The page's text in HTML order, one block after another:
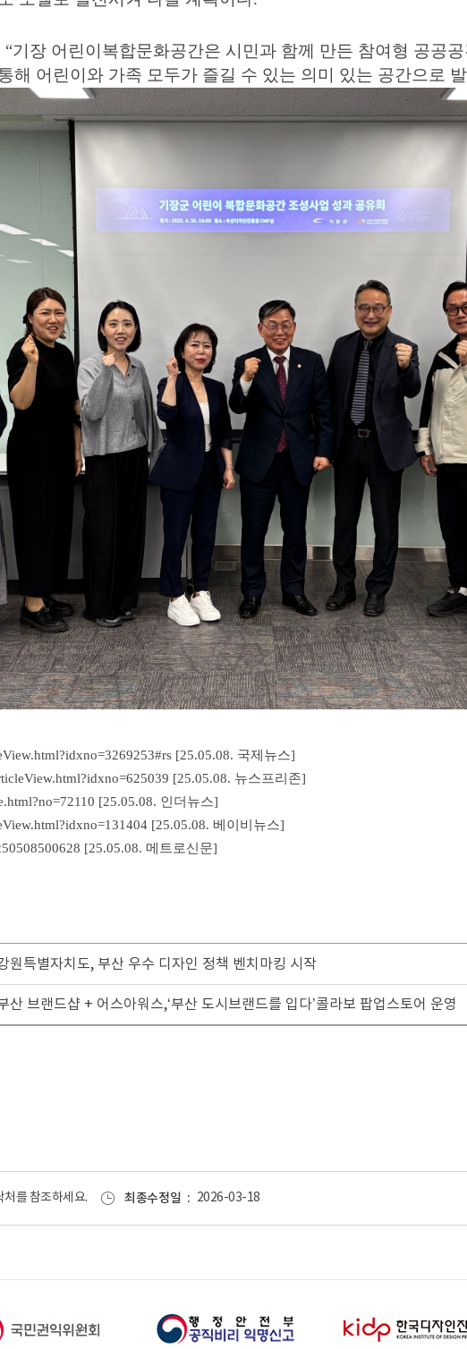
“기장 어린이복합문화공간은 시민과 함께 만든 참여형 공공공
해 어린이와 가족 모두가 즐길 수 있는 의미 있는 공간으로
[25.05.08. 국제뉴스]
[25.05.08. 뉴스프리존]
[25.05.08. 인더뉴스]
[25.05.08. 베이비뉴스]
[25.05.08. 메트로신문]
원특별자치도, 부산 우수 디자인 정책 벤치마킹 시작
브랜드샵 + 어스아워스,‘부산 도시브랜드를 입다’콜라보 팝업스토어 운영
처를 참조하세요. 최종수정일 2026-03-18